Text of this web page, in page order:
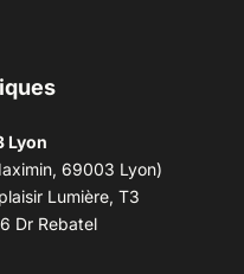
Lyon
69003 Lyon)
Lumière, T3
Dr Rebatel